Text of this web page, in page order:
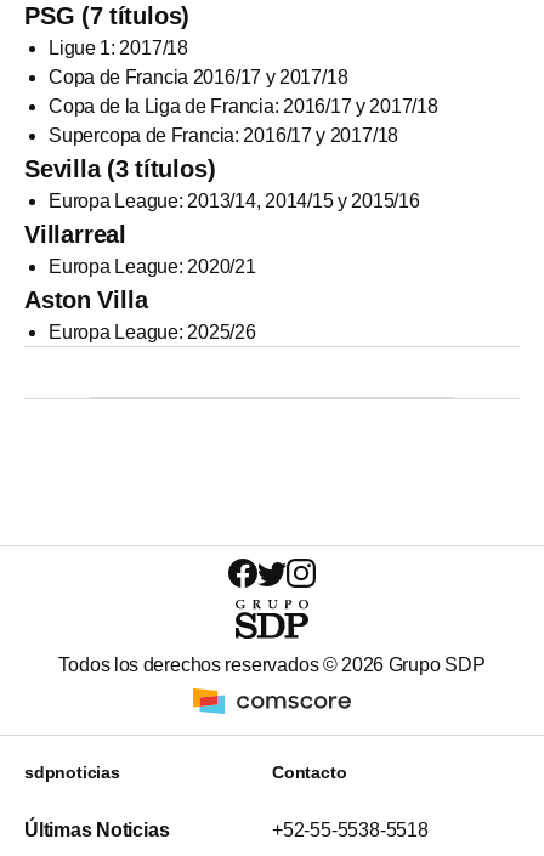
PSG (7 títulos)
Ligue 1: 2017/18
Copa de Francia 2016/17 y 2017/18
Copa de la Liga de Francia: 2016/17 y 2017/18
Supercopa de Francia: 2016/17 y 2017/18
Sevilla (3 títulos)
Europa League: 2013/14, 2014/15 y 2015/16
Villarreal
Europa League: 2020/21
Aston Villa
Europa League: 2025/26
Todos los derechos reservados ©2026 Grupo SDP
sdpnoticias
Últimas Noticias
Contacto
+52-55-5538-5518